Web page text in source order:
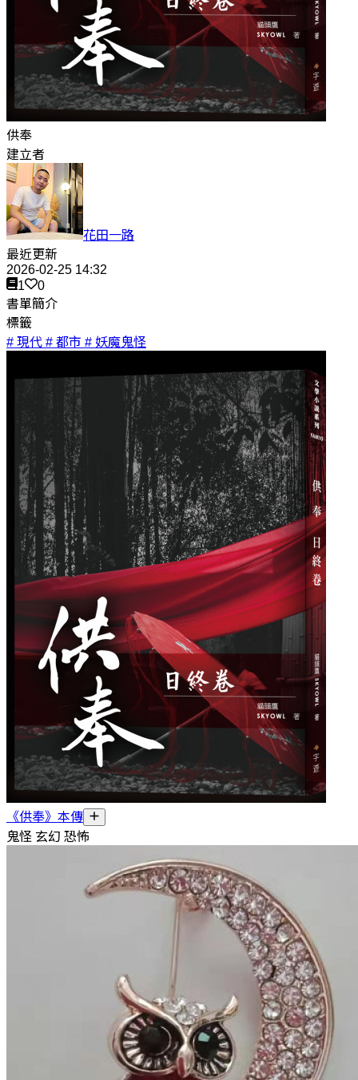
供奉
建立者
花田一路
最近更新
2026-02-25 14:32
1
0
書單簡介
標籤
# 現代 # 都市 # 妖魔鬼怪
《供奉》本傳
鬼怪 玄幻 恐怖